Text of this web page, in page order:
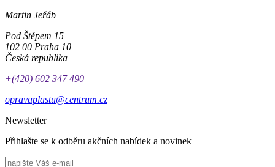
Martin Jeřáb
Pod Štěpem 15
102 00 Praha 10
Česká republika
+(420) 602 347 490
opravaplastu@centrum.cz
Newsletter
Přihlašte se k odběru akčních nabídek a novinek